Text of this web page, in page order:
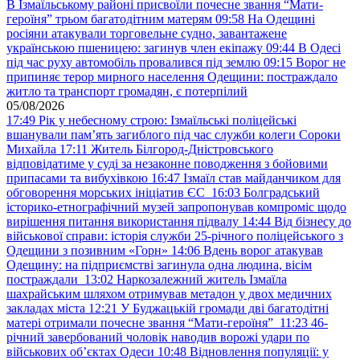
В Ізмаїльському районі присвоїли почесне звання “Мати-
героїня” трьом багатодітним матерям 09:58 На Одещині
росіяни атакували торговельне судно, завантажене
українською пшеницею: загинув член екіпажу 09:44 В Одесі
під час руху автомобіль провалився під землю 09:15 Ворог не
припиняє терор мирного населення Одещини: постраждало
житло та транспорт громадян, є потерпілий
05/08/2026
17:49 Рік у небесному строю: Ізмаїльські поліцейські
вшанували пам’ять загиблого під час служби колеги Сороки
Михайла 17:11 Житель Білгород-Дністровського
відповідатиме у суді за незаконне поводження з бойовими
припасами та вибухівкою 16:47 Ізмаїл став майданчиком для
обговорення морських ініціатив ЄС 16:03 Болградський
історико-етнографічний музей запропонував компроміс щодо
вирішення питання використання підвалу 14:44 Від бізнесу до
військової справи: історія служби 25-річного поліцейського з
Одещини з позивним «Горн» 14:06 Вдень ворог атакував
Одещину: на підприємстві загинула одна людина, вісім
постраждали 13:02 Наркозалежний житель Ізмаїла
шахрайським шляхом отримував метадон у двох медичних
закладах міста 12:21 У Буджацькій громади дві багатодітні
матері отримали почесне звання “Мати-героїня” 11:23 46-
річний завербований чоловік наводив ворожі удари по
військових обʼєктах Одеси 10:48 Відновлення популяції: у